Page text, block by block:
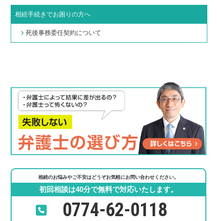
相続手続きでお困りの方へ
死後事務委任契約について
相続のお悩みやご不安はどうぞお気軽にお問い合わせください。
初回相談は40分で無料で対応いたします。
0774-62-0118